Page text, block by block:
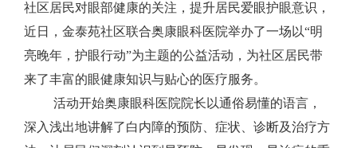
互动回应
数据专题
社区居民对眼部健康的关注，提升居民爱眼护眼意识，
近日，金泰苑社区联合奥康眼科医院举办了一场以“明
亮晚年，护眼行动”为主题的公益活动，为社区居民带
来了丰富的眼健康知识与贴心的医疗服务。
活动开始奥康眼科医院院长以通俗易懂的语言，
深入浅出地讲解了白内障的预防、症状、诊断及治疗方